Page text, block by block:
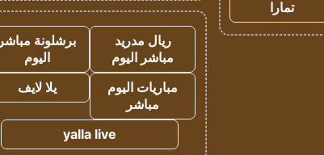
تمارا
ريال مدريد
مباشر اليوم
برشلونة مباشر
اليوم
مباريات اليوم
مباشر
يلا لايف
yalla live